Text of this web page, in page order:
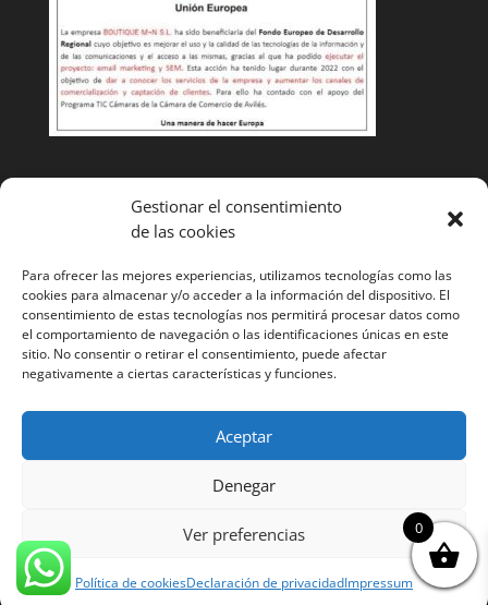
Gestionar el consentimiento
de las cookies
Para ofrecer las mejores experiencias, utilizamos tecnologías como las
cookies para almacenar y/o acceder a la información del dispositivo. El
consentimiento de estas tecnologías nos permitirá procesar datos como
el comportamiento de navegación o las identificaciones únicas en este
sitio. No consentir o retirar el consentimiento, puede afectar
negativamente a ciertas características y funciones.
Aceptar
Denegar
Ver preferencias
Política de cookiesDeclaración de privacidadImpressum
Condiciones de venta
Cambios y devoluciones
Envíos
¿Tienes alguna duda? Llámanos y te ayudaremos985
52 11 53
los derechos reservados. ©
Aviso legal
Polítca
de privacidad
0